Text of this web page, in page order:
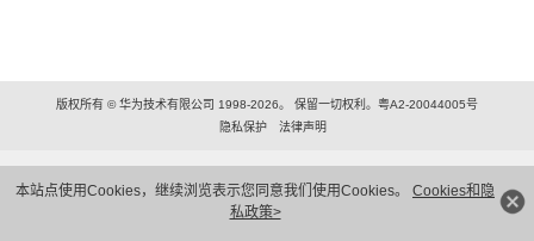
本站点使用Cookies，继续浏览表示您同意我们使用Cookies。 Cookies和隐
私政策>
版权所有 © 华为技术有限公司 1998-2026。 保留一切权利。粤A2-20044005号
隐私保护
法律声明